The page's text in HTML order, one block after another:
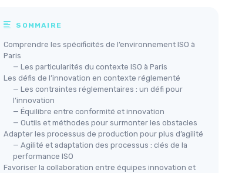
SOMMAIRE
Comprendre les spécificités de l’environnement ISO à
Paris
— Les particularités du contexte ISO à Paris
Les défis de l’innovation en contexte réglementé
— Les contraintes réglementaires : un défi pour
l’innovation
— Équilibre entre conformité et innovation
— Outils et méthodes pour surmonter les obstacles
Adapter les processus de production pour plus d’agilité
— Agilité et adaptation des processus : clés de la
performance ISO
Favoriser la collaboration entre équipes innovation et